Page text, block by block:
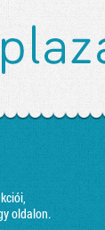
oldalon.